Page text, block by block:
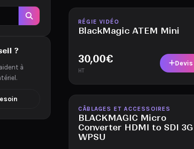
?
à
Disponible
RÉGIE VIDÉO
BlackMagic ATEM Mini
30,00€
HT
Devis
Disponible
CÂBLAGES ET ACCESSOIRES
BLACKMAGIC Micro
Converter HDMI to SDI 3G
WPSU